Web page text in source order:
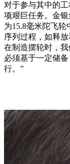
对于参与其中的
项艰巨任务。金
为15.8毫米陀飞
序列过程，如释
在制造摆轮时，
必须基于一定储
行。”